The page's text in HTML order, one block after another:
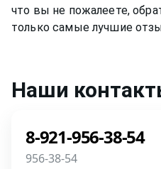
что вы не пожалеете,
только самые лучшие
Наши
8-921-956-38-54
956-38-54